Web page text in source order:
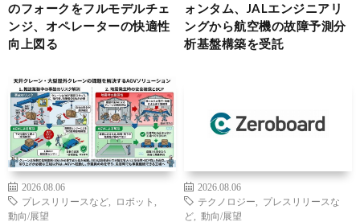
のフォークをフルモデルチェ
ンジ、オペレーターの快適性
向上図る
ォンタム、JALエンジニアリ
ングから航空機の故障予測分
析基盤構築を受託
2026.08.06
プレスリリースなど
ロボット
動向/展望
2026.08.06
テクノロジー
プレスリリースな
ど
動向/展望